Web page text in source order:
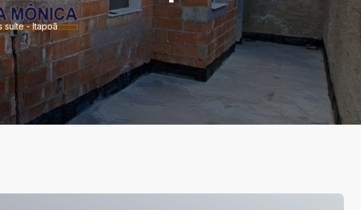
suíte - Itapoã